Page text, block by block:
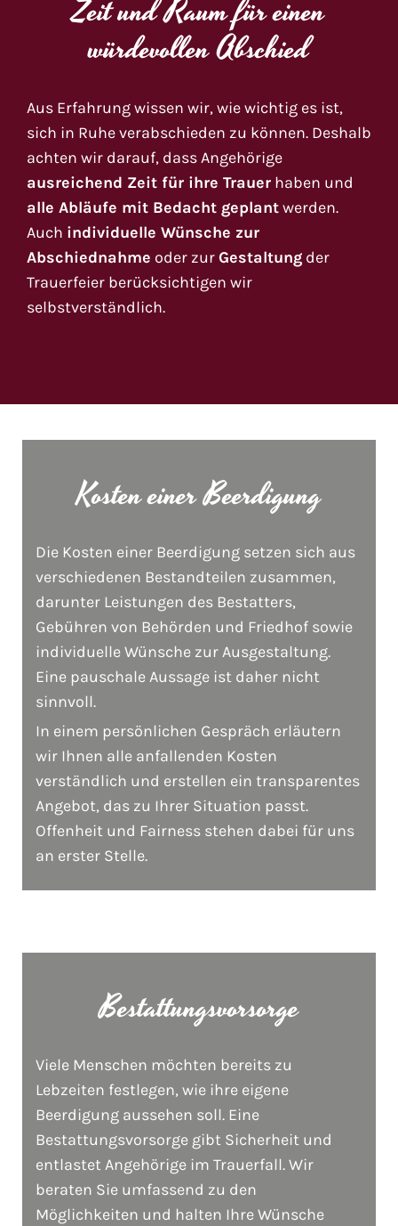
Zeit und Raum für einen
würdevollen Abschied
Aus Erfahrung wissen wir, wie wichtig es ist,
sich in Ruhe verabschieden zu können. Deshalb
achten wir darauf, dass Angehörige
ausreichend Zeit für ihre Trauer haben und
alle Abläufe mit Bedacht geplantwerden.
Auch individuelle Wünsche zur
Abschiednahme oder zurGestaltung der
Trauerfeier berücksichtigen wir
selbstverständlich.
Kosten einer Beerdigung
Die Kosten einer Beerdigung setzen sich aus
verschiedenen Bestandteilen zusammen,
darunter Leistungen des Bestatters,
Gebühren von Behörden und Friedhof sowie
individuelle Wünsche zur Ausgestaltung.
Eine pauschale Aussage ist daher nicht
sinnvoll.
In einem persönlichen Gespräch erläutern
wir Ihnen alle anfallenden Kosten
verständlich und erstellen ein transparentes
Angebot, das zu Ihrer Situation passt.
Offenheit und Fairness stehen dabei für uns
an erster Stelle.
Bestattungsvorsorge
Viele Menschen möchten bereits zu
Lebzeiten festlegen, wie ihre eigene
Beerdigung aussehen soll. Eine
Bestattungsvorsorge gibt Sicherheit und
entlastet Angehörige im Trauerfall. Wir
beraten Sie umfassend zu den
Möglichkeiten und halten Ihre Wünsche